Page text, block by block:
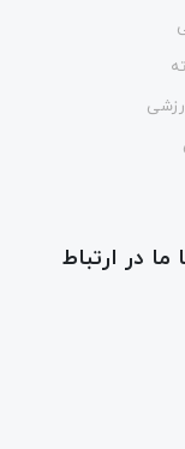
ما در ارتباط